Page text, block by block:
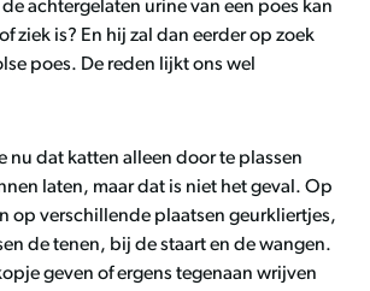
achtergelaten urine van een poes kan
ziek is? En hij zal dan eerder op zoek
poes. De reden lijkt ons wel
nu dat katten alleen door te plassen
laten, maar dat is niet het geval. Op
op verschillende plaatsen geurkliertjes,
de tenen, bij de staart en de wangen.
geven of ergens tegenaan wrijven